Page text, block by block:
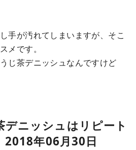
手が汚れてしまいますが、そこ
メです。
じ茶デニッシュなんですけど
ニッシュはリピート
2018年06月30日